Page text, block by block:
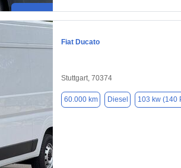
Fiat Ducato
Stuttgart, 70374
60.000 km Diesel 103 kw (140